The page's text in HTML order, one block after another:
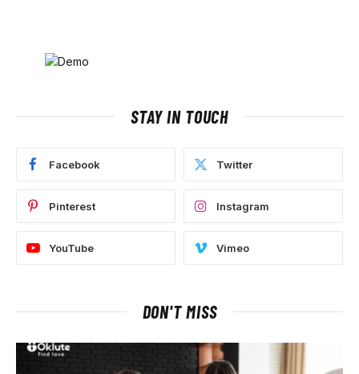
STAY IN TOUCH
Facebook Twitter
Pinterest Instagram
YouTube Vimeo
DON'T MISS